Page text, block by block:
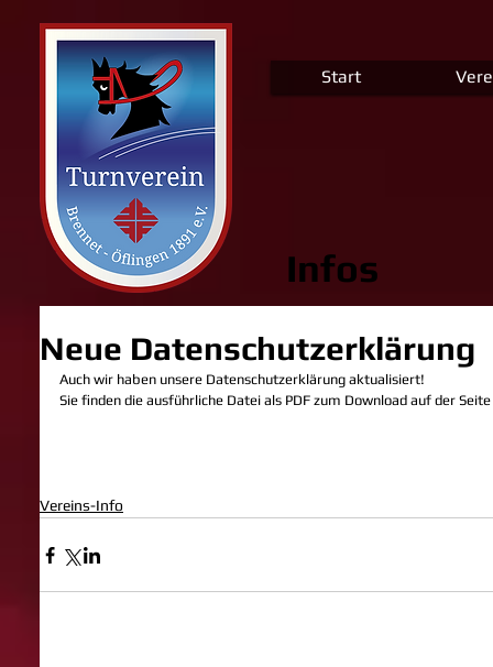
Start
Infos
Neue Datenschutzerklärung
Auch wir haben unsere Datenschutzerklärung aktualisiert!
Sie finden die ausführliche Datei als PDF zum Download auf der
Vereins-Info